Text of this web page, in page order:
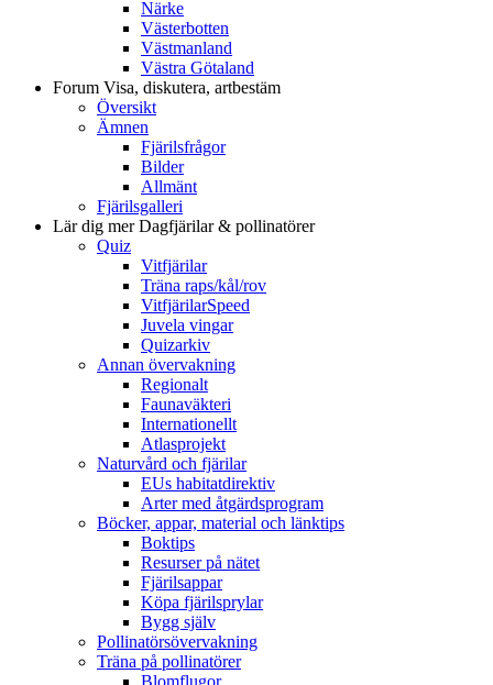
Närke
Västerbotten
Västmanland
Västra Götaland
Forum Visa, diskutera, artbestäm
Översikt
Ämnen
Fjärilsfrågor
Bilder
Allmänt
Fjärilsgalleri
Lär dig merDagfjärilar & pollinatörer
Quiz
Vitfjärilar
Träna raps/kål/rov
VitfjärilarSpeed
Juvela vingar
Quizarkiv
Annan övervakning
Regionalt
Faunaväkteri
Internationellt
Atlasprojekt
Naturvård och fjärilar
EUs habitatdirektiv
Arter med åtgärdsprogram
Böcker, appar, material och länktips
Boktips
Resurser på nätet
Fjärilsappar
Köpa fjärilsprylar
Bygg själv
Pollinatörsövervakning
Träna på pollinatörer
Blomflugor